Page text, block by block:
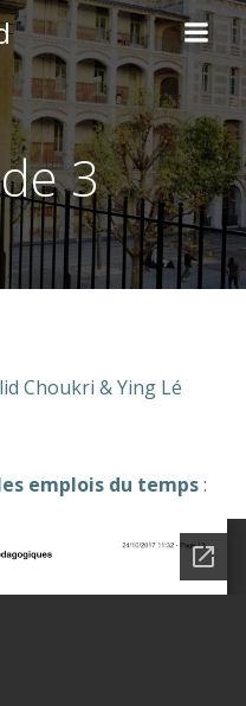
3
Choukri & Ying Lé
emplois du temps: